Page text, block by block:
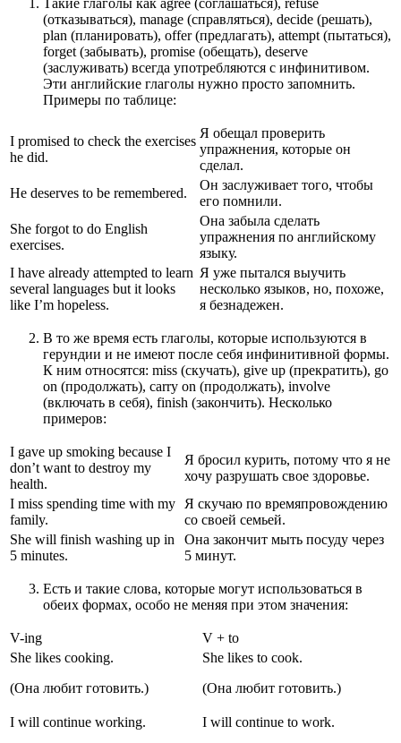
(отказываться), manage (справляться), decide (решать),
plan (планировать), offer (предлагать), attempt (пытаться),
forget (забывать), promise (обещать), deserve
(заслуживать) всегда употребляются с инфинитивом.
Эти английские глаголы нужно просто запомнить.
Примеры по таблице:
I promised to check the exercises
he did.
Я обещал проверить
упражнения, которые он
сделал.
He deserves to be remembered.
Он заслуживает того, чтобы
его помнили.
She forgot to do English
exercises.
Она забыла сделать
упражнения по английскому
языку.
I have already attempted to learn
several languages but it looks
like I’m hopeless.
Я уже пытался выучить
несколько языков, но, похоже,
я безнадежен.
В то же время есть глаголы, которые используются в
герундии и не имеют после себя инфинитивной формы.
К ним относятся: miss (скучать), give up (прекратить), go
on (продолжать), carry on (продолжать), involve
(включать в себя), finish (закончить). Несколько
примеров:
I gave up smoking because I
don’t want to destroy my
health.
Я бросил курить, потому что я не
хочу разрушать свое здоровье.
I miss spending time with my
family.
Я скучаю по времяпровождению
со своей семьей.
She will finish washing up in
5 minutes.
Она закончит мыть посуду через
5 минут.
Есть и такие слова, которые могут использоваться в
обеих формах, особо не меняя при этом значения:
V-ing
V + to
She likes cooking.
(Она любит готовить.)
She likes to cook.
(Она любит готовить.)
I will continue working.
I will continue to work.